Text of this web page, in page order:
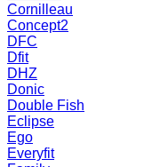
Cornilleau
Concept2
DFC
Dfit
DHZ
Donic
Double Fish
Eclipse
Ego
Everyfit